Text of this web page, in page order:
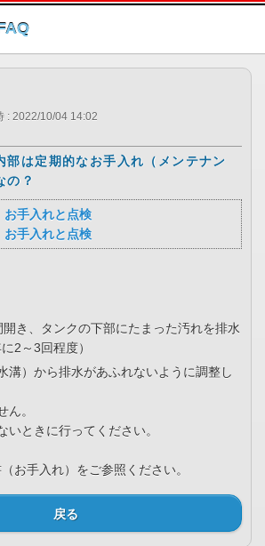
このページの本文へ
: 2022/10/04 14:02
部は定期的なお手入れ（メンテナン
の？
お手入れと点検
お手入れと点検
き、タンクの下部にたまった汚れを排水
2～3回程度）
溝）から排水があふれないように調整し
ん。
いときに行ってください。
お手入れ）をご参照ください。
戻る